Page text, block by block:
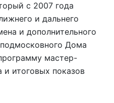
с 2007 года
и дальнего
и дополнительного
Дома
мастер-
и итоговых показов